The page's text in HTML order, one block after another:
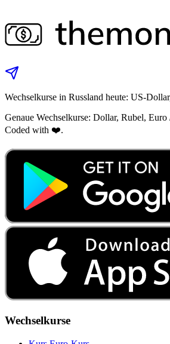
Wechselkurse in Russland heute: US-
Genaue Wechselkurse: Dollar, Rubel,
Coded with ❤️.
Wechselkurse